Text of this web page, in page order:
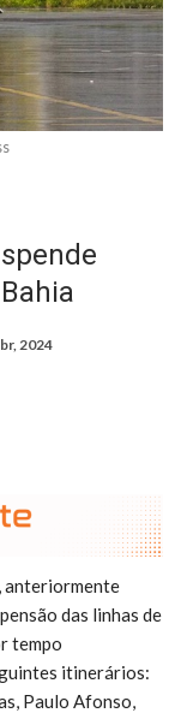
2024
anteriormente
das linhas de
tempo
itinerários:
Paulo Afonso,